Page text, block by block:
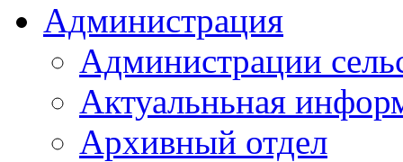
Администрация
Администрации
Актуальньная
Архивный отдел